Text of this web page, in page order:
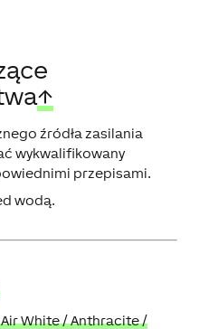
↑
źródła zasilania
wykwalifikowany
przepisami.
wodą.
White /Anthracite /